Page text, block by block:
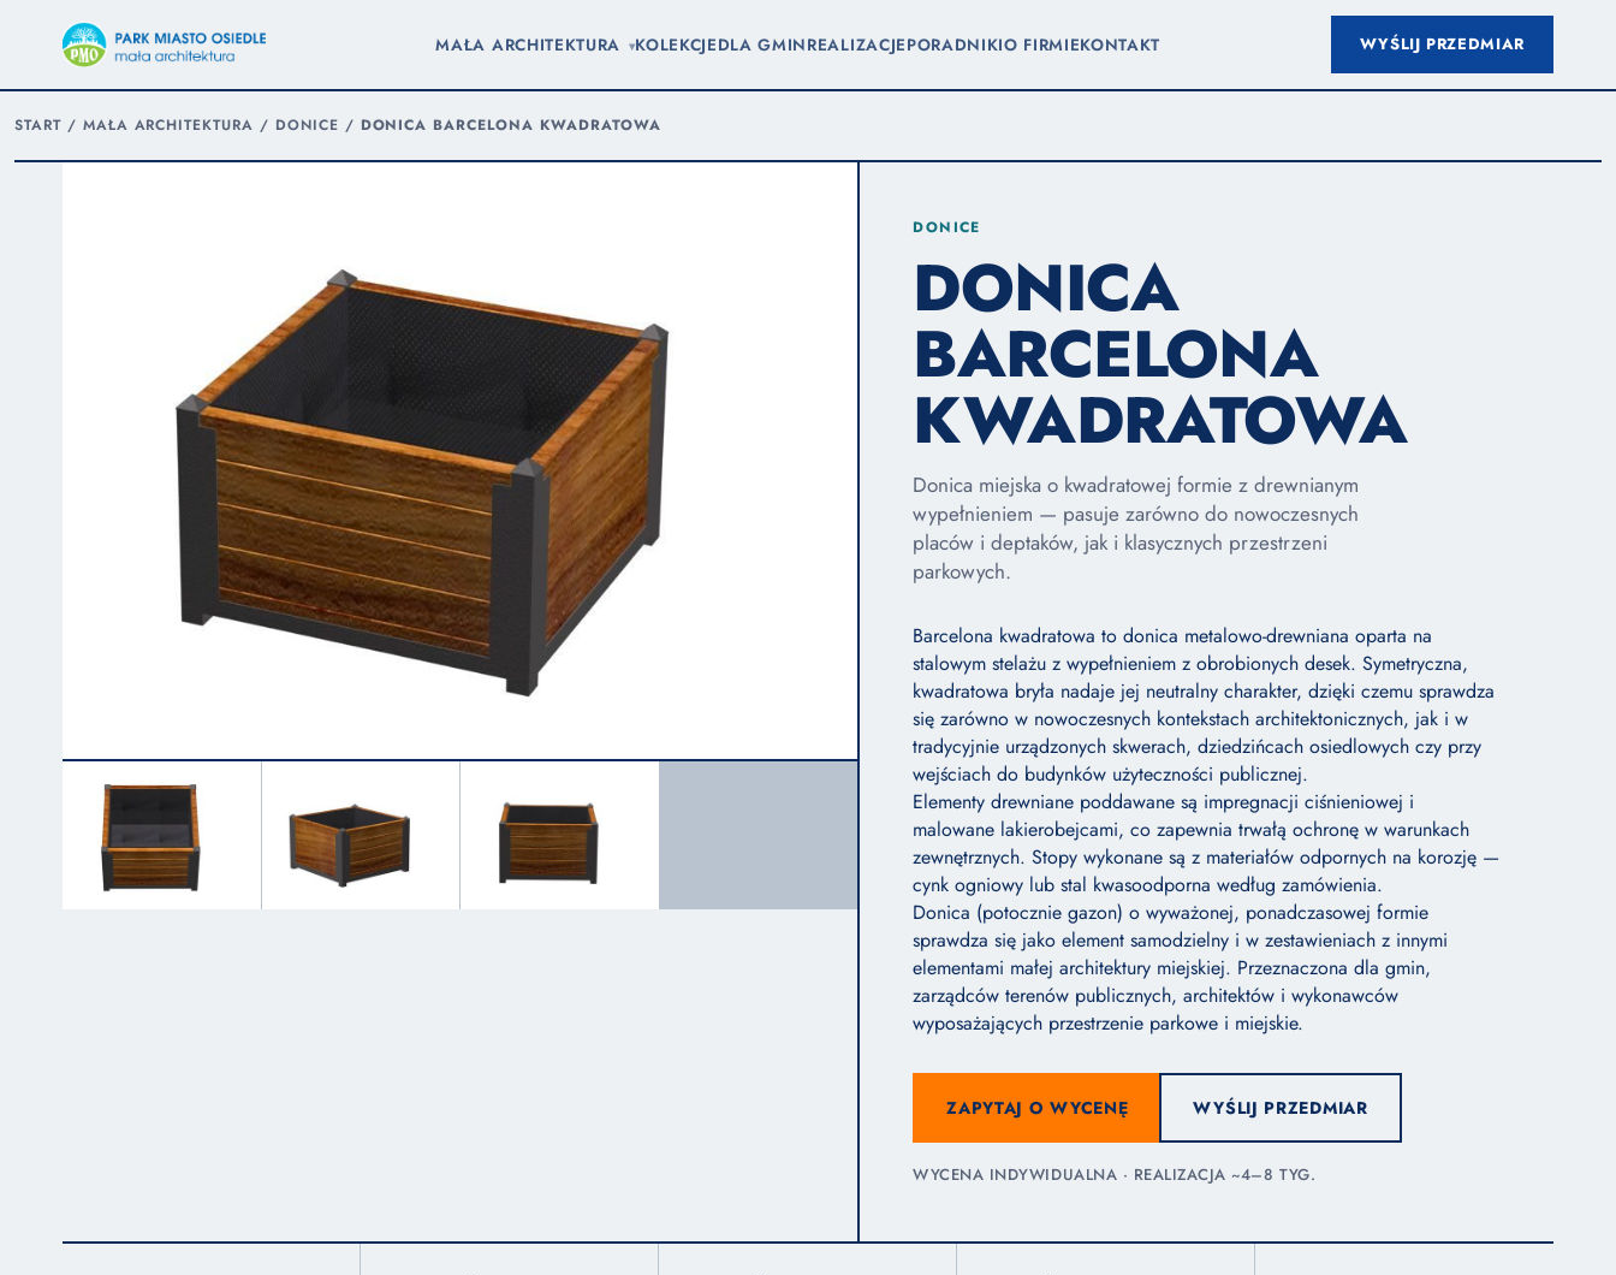
MAŁA ARCHITEKTURA ▾KOLEKCJEDLA GMINREALIZACJEPORADNIKIO FIRMIEKONTAKT WYŚLIJ PRZEDMIAR
START/ MAŁA ARCHITEKTURA / DONICE / DONICA BARCELONA KWADRATOWA
DONICE
DONICA
BARCELONA
KWADRATOWA
Donica miejska o kwadratowej formie z drewnianym
wypełnieniem — pasuje zarówno do nowoczesnych
placów i deptaków, jak i klasycznych przestrzeni
parkowych.
Barcelona kwadratowa to donica metalowo-drewniana oparta na
stalowym stelażu z wypełnieniem z obrobionych desek. Symetryczna,
kwadratowa bryła nadaje jej neutralny charakter, dzięki czemu sprawdza
się zarówno w nowoczesnych kontekstach architektonicznych, jak i w
tradycyjnie urządzonych skwerach, dziedzińcach osiedlowych czy przy
wejściach do budynków użyteczności publicznej.
Elementy drewniane poddawane są impregnacji ciśnieniowej i
malowane lakierobejcami, co zapewnia trwałą ochronę w warunkach
zewnętrznych. Stopy wykonane są z materiałów odpornych na korozję —
cynk ogniowy lub stal kwasoodporna według zamówienia.
Donica (potocznie gazon) o wyważonej, ponadczasowej formie
sprawdza się jako element samodzielny i w zestawieniach z innymi
elementami małej architektury miejskiej. Przeznaczona dla gmin,
zarządców terenów publicznych, architektów i wykonawców
wyposażających przestrzenie parkowe i miejskie.
ZAPYTAJ O WYCENĘ WYŚLIJ PRZEDMIAR
WYCENA INDYWIDUALNA · REALIZACJA ~4–8 TYG.